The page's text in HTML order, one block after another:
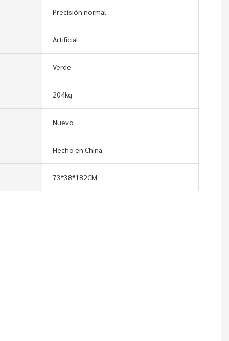
Precisión normal
Artificial
Verde
204kg
Nuevo
Hecho en China
73*38*182CM